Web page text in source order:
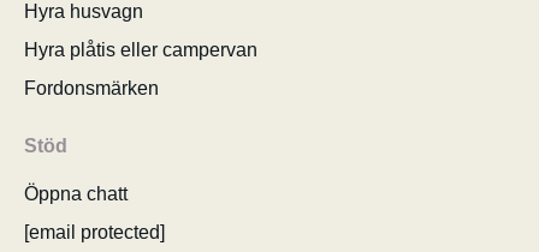
Hyra husvagn
Hyra plåtis eller campervan
Fordonsmärken
Stöd
Öppna chatt
[email protected]